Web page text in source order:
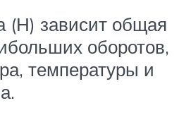
(Н) зависит общая
оборотов,
температуры и